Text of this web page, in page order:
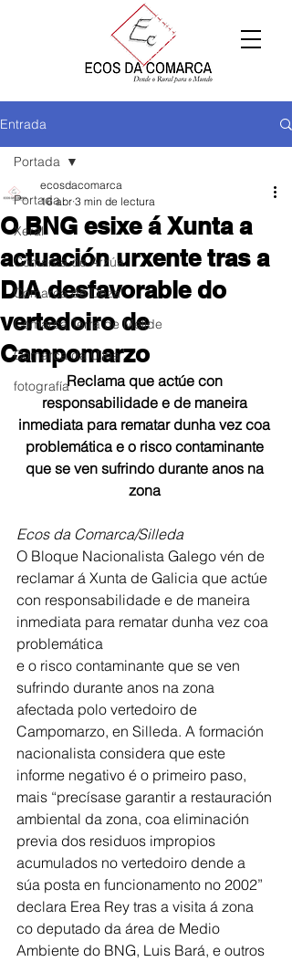
Entrada
Portada
Xeral
Comarca de Arzúa
Comarca de Deza
Comarca Terra de Melide
Comarca da Ulloa
fotografía
Portada
O BNG esixe á Xunta a
actuación urxente tras a
DIA desfavorable do
vertedoiro de
Campomarzo
ecosdacomarca
16 abr 3 min de lectura
Reclama que actúe con
responsabilidade e de maneira
inmediata para rematar dunha vez coa
problemática e o risco contaminante
que se ven sufrindo durante anos na
zona
Ecos da Comarca/Silleda
O Bloque Nacionalista Galego vén de
reclamar á Xunta de Galicia que actúe
con responsabilidade e de maneira
inmediata para rematar dunha vez coa
problemática
e o risco contaminante que se ven
sufrindo durante anos na zona
afectada polo vertedoiro de
Campomarzo, en Silleda. A formación
nacionalista considera que este
informe negativo é o primeiro paso,
mais “precísase garantir a restauración
ambiental da zona, coa eliminación
previa dos residuos impropios
acumulados no vertedoiro dende a
súa posta en funcionamento no 2002”
declara Erea Rey tras a visita á zona
co deputado da área de Medio
Ambiente do BNG, Luis Bará, e outros